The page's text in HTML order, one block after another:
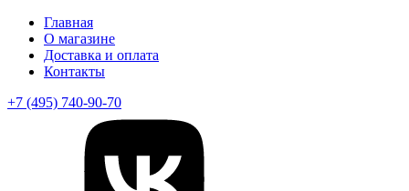
Главная
О магазине
Доставка и оплата
Контакты
+7 (495) 740-90-70